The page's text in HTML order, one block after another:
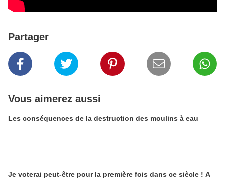
Partager
Vous aimerez aussi
Les conséquences de la destruction des moulins à eau
Je voterai peut-être pour la première fois dans ce siècle ! A